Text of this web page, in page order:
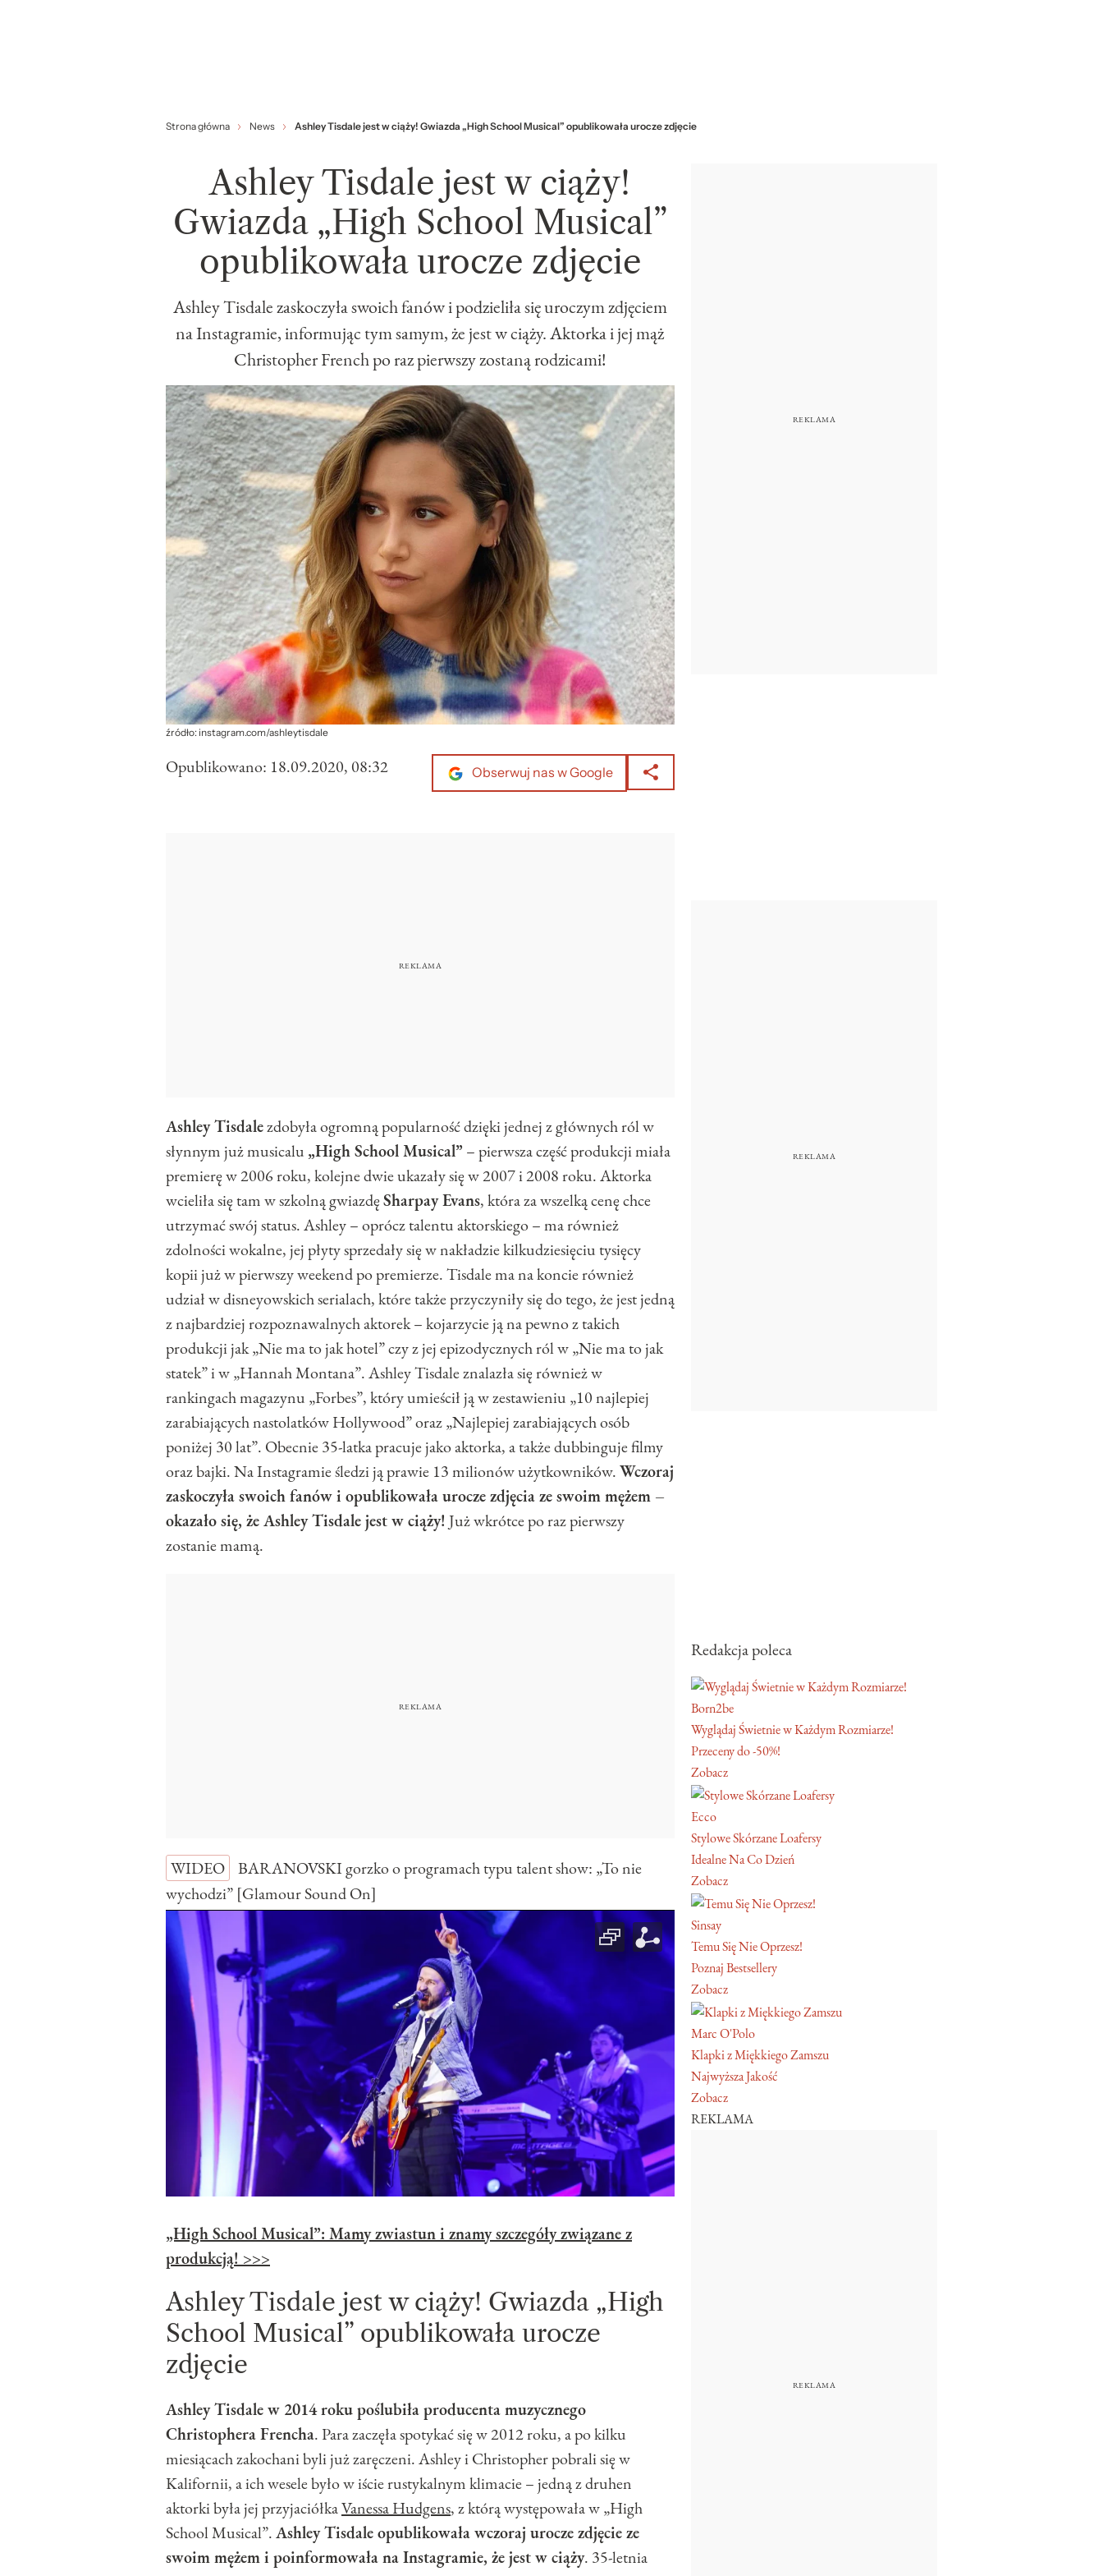
Strona główna News Ashley Tisdale jest w ciąży! Gwiazda „High School Musical” opublikowała urocze zdjęcie
Ashley Tisdale jest w ciąży!
Gwiazda „High School Musical”
opublikowała urocze zdjęcie
Ashley Tisdale zaskoczyła swoich fanów i podzieliła się uroczym zdjęciem
na Instagramie, informując tym samym, że jest w ciąży. Aktorka i jej mąż
Christopher French po raz pierwszy zostaną rodzicami!
źródło: instagram.com/ashleytisdale
Opublikowano: 18.09.2020, 08:32 Obserwuj nas w Google
Ashley Tisdalezdobyła ogromną popularność dzięki jednej z głównych ról w
słynnym już musicalu „High School Musical” – pierwsza część produkcji miała
premierę w 2006 roku, kolejne dwie ukazały się w 2007 i 2008 roku. Aktorka
wcieliła się tam w szkolną gwiazdęSharpay Evans, która za wszelką cenę chce
utrzymać swój status. Ashley – oprócz talentu aktorskiego – ma również
zdolności wokalne, jej płyty sprzedały się w nakładzie kilkudziesięciu tysięcy
kopii już w pierwszy weekend po premierze. Tisdale ma na koncie również
udział w disneyowskich serialach, które także przyczyniły się do tego, że jest jedną
z najbardziej rozpoznawalnych aktorek – kojarzycie ją na pewno z takich
produkcji jak „Nie ma to jak hotel” czy z jej epizodycznych ról w „Nie ma to jak
statek” i w „Hannah Montana”. Ashley Tisdale znalazła się również w
rankingach magazynu „Forbes”, który umieścił ją w zestawieniu „10 najlepiej
zarabiających nastolatków Hollywood” oraz „Najlepiej zarabiających osób
poniżej 30 lat”. Obecnie 35-latka pracuje jako aktorka, a także dubbinguje filmy
oraz bajki. Na Instagramie śledzi ją prawie 13 milionów użytkowników.Wczoraj
zaskoczyła swoich fanów i opublikowała urocze zdjęcia ze swoim mężem –
okazało się, że Ashley Tisdale jest w ciąży! Już wkrótce po raz pierwszy
zostanie mamą.
WIDEO
BARANOVSKI gorzko o programach typu talent show: „To nie
wychodzi” [Glamour Sound On]
„High School Musical”: Mamy zwiastun i znamy szczegóły związane z
produkcją! >>>
Ashley Tisdale jest w ciąży! Gwiazda „High
School Musical” opublikowała urocze
zdjęcie
Ashley Tisdale w 2014 roku poślubiła producenta muzycznego
Christophera Frencha. Para zaczęła spotykać się w 2012 roku, a po kilku
miesiącach zakochani byli już zaręczeni. Ashley i Christopher pobrali się w
Kalifornii, a ich wesele było w iście rustykalnym klimacie – jedną z druhen
aktorki była jej przyjaciółkaVanessa Hudgens, z którą występowała w „High
School Musical”.Ashley Tisdale opublikowała wczoraj urocze zdjęcie ze
swoim mężem i poinformowała na Instagramie, że jest w ciąży. 35-letnia
Redakcja poleca
Born2be
Wyglądaj Świetnie w Każdym Rozmiarze!
Przeceny do -50%!
Zobacz
Ecco
Stylowe Skórzane Loafersy
Idealne Na Co Dzień
Zobacz
Sinsay
Temu Się Nie Oprzesz!
Poznaj Bestsellery
Zobacz
Marc O'Polo
Klapki z Miękkiego Zamszu
Najwyższa Jakość
Zobacz
REKLAMA